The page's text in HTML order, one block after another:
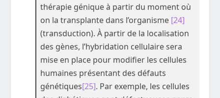
thérapie génique à partir du moment où
on la transplante dans l’organisme [24]
(transduction). À partir de la localisation
des gènes, l’hybridation cellulaire sera
mise en place pour modifier les cellules
humaines présentant des défauts
génétiques[25]. Par exemple, les cellules